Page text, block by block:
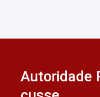
Autoridade